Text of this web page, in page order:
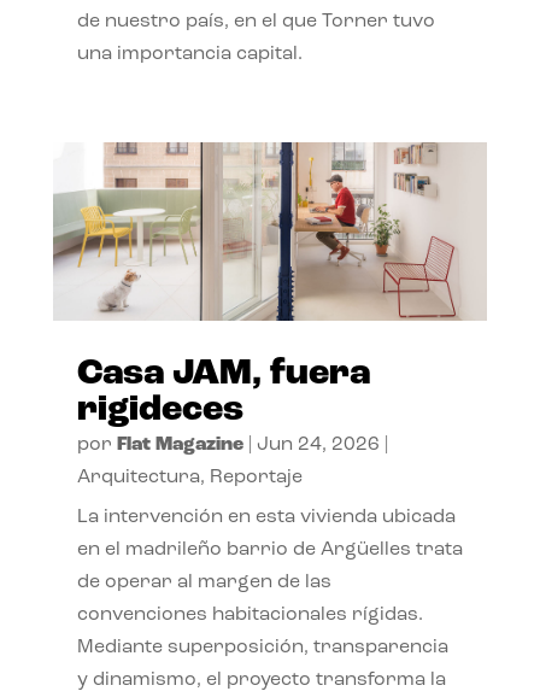
de nuestro país, en el que Torner tuvo
una importancia capital.
Casa JAM, fuera
rigideces
por Flat Magazine| Jun 24, 2026
Arquitectura, Reportaje
La intervención en esta vivienda ubicada
en el madrileño barrio de Argüelles trata
de operar al margen de las
convenciones habitacionales rígidas.
Mediante superposición, transparencia
y dinamismo, el proyecto transforma la